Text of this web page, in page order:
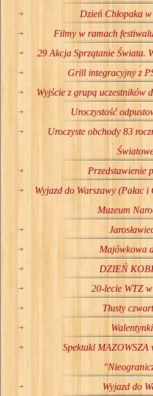
Dzień Chłopaka
Filmy w ramach
29 Akcja Sprzątanie Świata.
Grill integracyjny z
Wyjście z grupą uczestników
Uroczystość
Uroczyste obchody 83
Przedstawienie
Wyjazd do Warszawy (Pałac
Muzeum
Majówkowa
DZIEŃ
20-lecie WTZ
Tłusty
Spektakl MAZOWSZA
Wyjazd do